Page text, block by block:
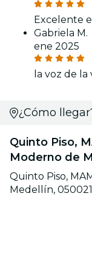
Excelente
Gabriela M.
ene 2025
la voz de la
¿Cómo
Quinto Piso,
Moderno de
Quinto Piso,
Medellín, 050021